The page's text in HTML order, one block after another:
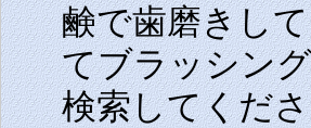
鹸で歯磨きし
てブラッシン
検索してくだ